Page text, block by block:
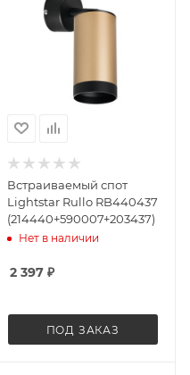
Встраиваемый спот
Lightstar Rullo RB440437
(214440+590007+203437)
Нет в наличии
2 397₽
ПОД ЗАКАЗ